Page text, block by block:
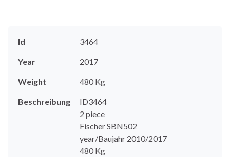
Id 3464
Year 2017
Weight 480 Kg
Beschreibung
ID3464
2 piece
Fischer SBN502
year/Baujahr 2010/2017
480 Kg